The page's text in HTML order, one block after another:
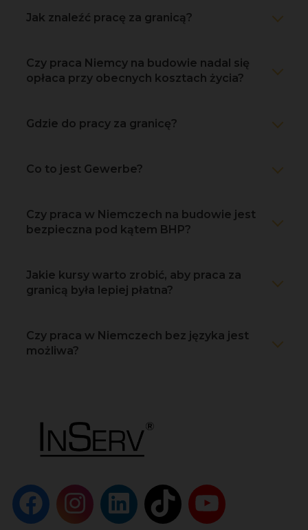
Jak znaleźć pracę za granicą?
Czy praca Niemcy na budowie nadal się
opłaca przy obecnych kosztach życia?
Gdzie do pracy za granicę?
Co to jest Gewerbe?
Czy praca w Niemczech na budowie jest
bezpieczna pod kątem BHP?
Jakie kursy warto zrobić, aby praca za
granicą była lepiej płatna?
Czy praca w Niemczech bez języka jest
możliwa?